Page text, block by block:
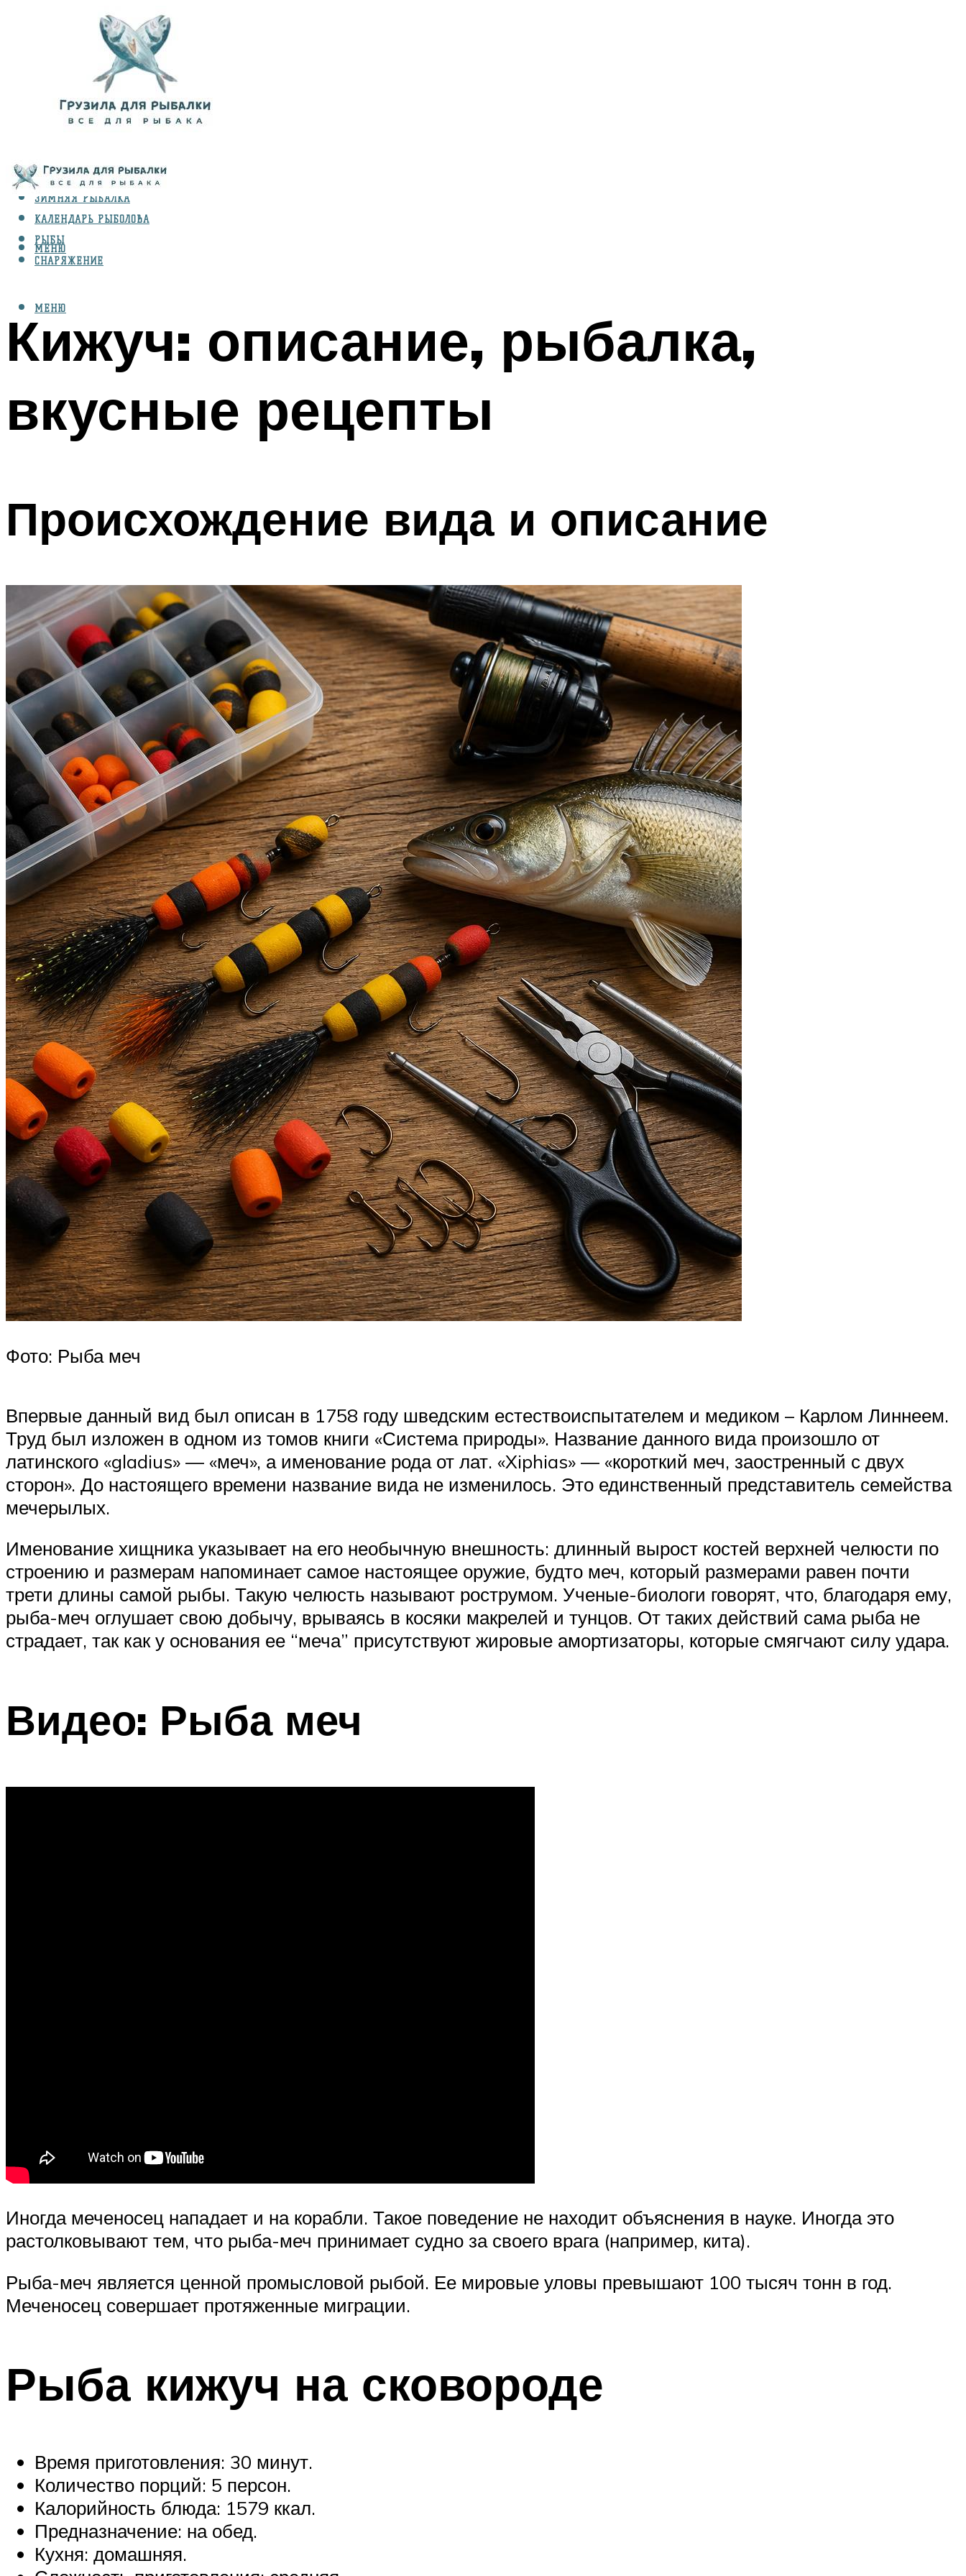
ВИДЫ ЛОВЛИ
ЗИМНЯЯ РЫБАЛКА
КАЛЕНДАРЬ РЫБОЛОВА
РЫБЫ
СНАРЯЖЕНИЕ
МЕНЮ
МЕНЮ
Кижуч: описание, рыбалка,
вкусные рецепты
Происхождение вида и описание
Фото: Рыба меч
Впервые данный вид был описан в 1758 году шведским естествоиспытателем и медиком – Карлом Линнеем.
Труд был изложен в одном из томов книги «Система природы». Название данного вида произошло от
латинского «gladius» — «меч», а именование рода от лат. «Xiphias» — «короткий меч, заостренный с двух
сторон». До настоящего времени название вида не изменилось. Это единственный представитель семейства
мечерылых.
Именование хищника указывает на его необычную внешность: длинный вырост костей верхней челюсти по
строению и размерам напоминает самое настоящее оружие, будто меч, который размерами равен почти
трети длины самой рыбы. Такую челюсть называют рострумом. Ученые-биологи говорят, что, благодаря ему,
рыба-меч оглушает свою добычу, врываясь в косяки макрелей и тунцов. От таких действий сама рыба не
страдает, так как у основания ее “меча” присутствуют жировые амортизаторы, которые смягчают силу удара.
Видео: Рыба меч
Иногда меченосец нападает и на корабли. Такое поведение не находит объяснения в науке. Иногда это
растолковывают тем, что рыба-меч принимает судно за своего врага (например, кита).
Рыба-меч является ценной промысловой рыбой. Ее мировые уловы превышают 100 тысяч тонн в год.
Меченосец совершает протяженные миграции.
Рыба кижуч на сковороде
Время приготовления: 30 минут.
Количество порций: 5 персон.
Калорийность блюда: 1579 ккал.
Предназначение: на обед.
Кухня: домашняя.